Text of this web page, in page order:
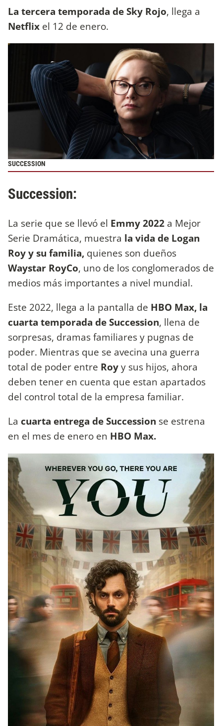
La tercera temporada de Sky Rojo, llega a
Netflix el 12 de enero.
SUCCESSION
Succession:
La serie que se llevó el Emmy 2022 a Mejor
Serie Dramática, muestra la vida de Logan
Roy y su familia, quienes son dueños
Waystar RoyCo, uno de los conglomerados de
medios más importantes a nivel mundial.
Este 2022, llega a la pantalla de HBO Max, la
cuarta temporada de Succession, llena de
sorpresas, dramas familiares y pugnas de
poder. Mientras que se avecina una guerra
total de poder entre Royy sus hijos, ahora
deben tener en cuenta que estan apartados
del control total de la empresa familiar.
La cuarta entrega de Succession se estrena
en el mes de enero en HBO Max.